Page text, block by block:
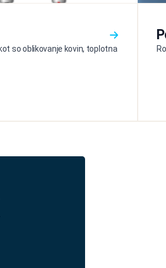
so oblikovanje kovin, toplotna